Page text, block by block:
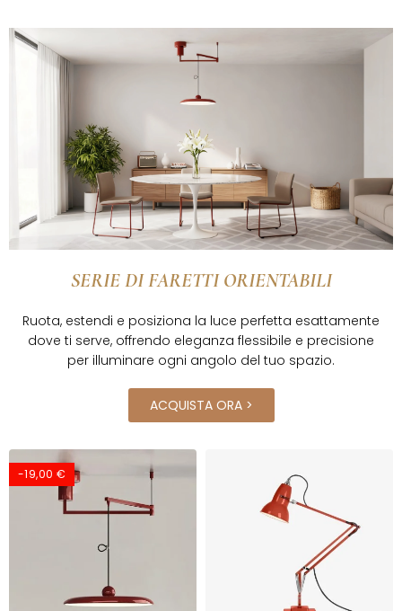
SERIE DI FARETTI ORIENTABILI
Ruota, estendi e posiziona la luce perfetta esattamente
dove ti serve, offrendo eleganza flessibile e precisione
per illuminare ogni angolo del tuo spazio.
ACQUISTA ORA >
-19,00 €